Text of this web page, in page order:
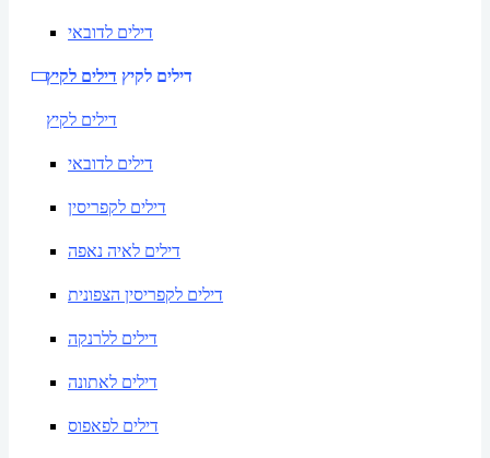
דילים לדובאי
דילים לקיץ דילים לקיץ
דילים לקיץ
דילים לדובאי
דילים לקפריסין
דילים לאיה נאפה
דילים לקפריסין הצפונית
דילים ללרנקה
דילים לאתונה
דילים לפאפוס